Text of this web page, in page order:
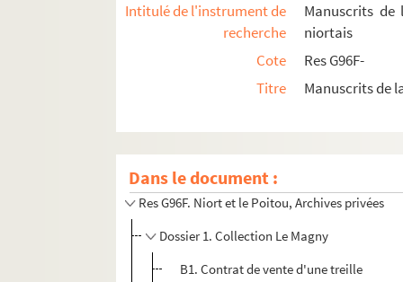
Intitulé de l'instrument de
recherche
Manuscrits
niortais
Cote
Res G96F-
Titre
Manuscrits de
Dans le document :
Res G96F. Niort et le Poitou, Archives privées
Dossier 1. Collection Le Magny
B1. Contrat de vente d'une treille